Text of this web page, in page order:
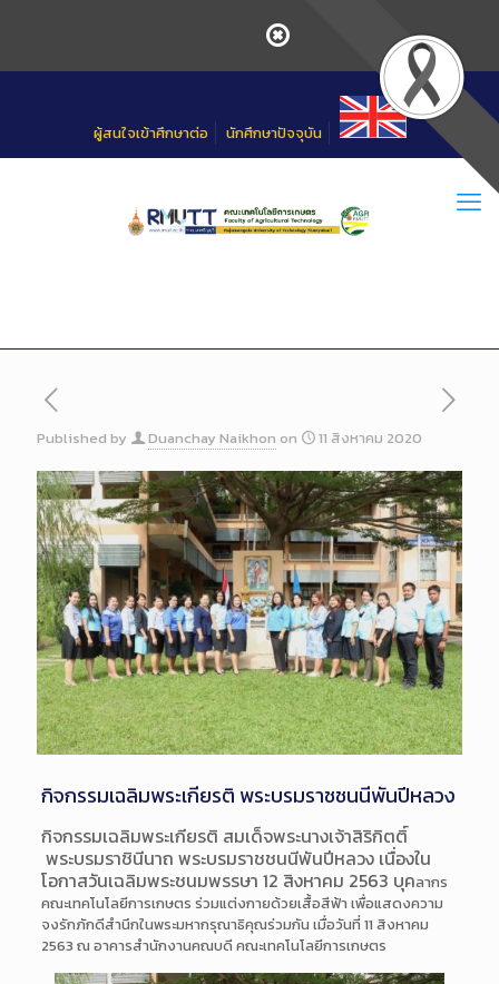
ผู้สนใจเข้าศึกษาต่อ นักศึกษาปัจจุบัน
Published by Duanchay Naikhon on 11 สิงหาคม 2020
กิจกรรมเฉลิมพระเกียรติ พระบรมราชชนนีพันปีหลวง
กิจกรรมเฉลิมพระเกียรติ สมเด็จพระนางเจ้าสิริกิตติ์
พระบรมราชินีนาถ พระบรมราชชนนีพันปีหลวง เนื่องใน
โอกาสวันเฉลิมพระชนมพรรษา 12 สิงหาคม 2563 บุคลากร
คณะเทคโนโลยีการเกษตร ร่วมแต่งกายด้วยเสื้อสีฟ้า เพื่อแสดงความ
จงรักภักดีสำนึกในพระมหากรุณาธิคุณร่วมกัน เมื่อวันที่ 11 สิงหาคม
2563 ณ อาคารสำนักงานคณบดี คณะเทคโนโลยีการเกษตร